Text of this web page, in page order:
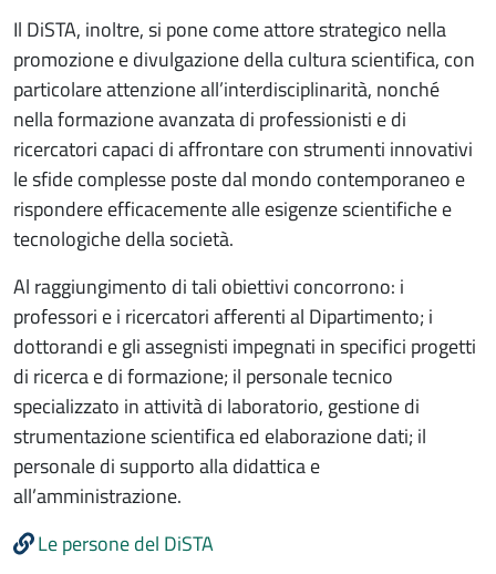
Il DiSTA, inoltre, si pone come attore strategico nella
promozione e divulgazione della cultura scientifica, con
particolare attenzione all’interdisciplinarità, nonché
nella formazione avanzata di professionisti e di
ricercatori capaci di affrontare con strumenti innovativi
le sfide complesse poste dal mondo contemporaneo e
rispondere efficacemente alle esigenze scientifiche e
tecnologiche della società.
Al raggiungimento di tali obiettivi concorrono: i
professori e i ricercatori afferenti al Dipartimento; i
dottorandi e gli assegnisti impegnati in specifici progetti
di ricerca e di formazione; il personale tecnico
specializzato in attività di laboratorio, gestione di
strumentazione scientifica ed elaborazione dati; il
personale di supporto alla didattica e
all’amministrazione.
Le persone del DiSTA